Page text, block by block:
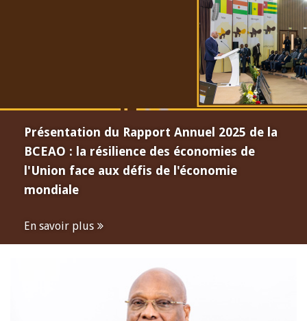
Présentation du Rapport Annuel 2025 de la
BCEAO : la résilience des économies de
l'Union face aux défis de l'économie
mondiale
En savoir plus